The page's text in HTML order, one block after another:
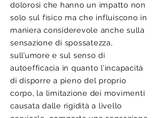
dolorosi che hanno un impatto non
solo sul fisico ma che influiscono in
maniera considerevole anche sulla
sensazione di spossatezza,
sull’umore e sul senso di
autoefficacia in quanto l’incapacità
di disporre a pieno del proprio
corpo, la limitazione dei movimenti
causata dalle rigidità a livello